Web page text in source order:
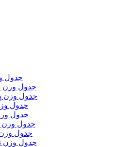
جدول
جدول وزن
جدول وزن
جدول
جدول
جدول وزن
جدول
جدول وزن